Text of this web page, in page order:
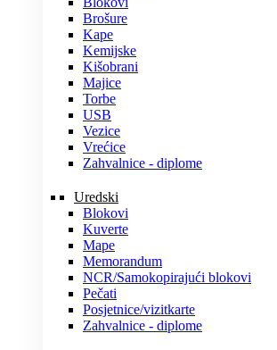
Brošure
Kape
Kemijske
Kišobrani
Majice
Torbe
USB
Vezice
Vrećice
Zahvalnice - diplome
Uredski
Blokovi
Kuverte
Mape
Memorandum
NCR/Samokopirajući blokovi
Pečati
Posjetnice/vizitkarte
Zahvalnice - diplome